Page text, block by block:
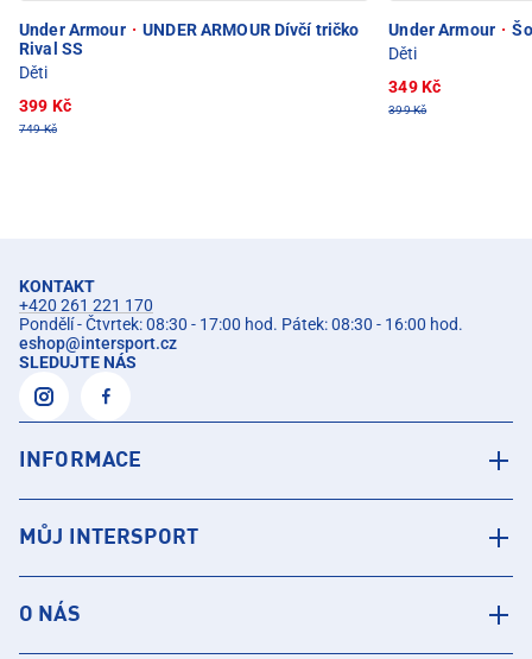
Under Armour · UNDER ARMOUR Dívčí tričko
Rival SS
Děti
399 Kč
749 Kč
Under Armour ·
Děti
349 Kč
399 Kč
KONTAKT
+420 261 221 170
Pondělí - Čtvrtek: 08:30 - 17:00 hod. Pátek: 08:30 - 16:00 hod.
eshop@intersport.cz
SLEDUJTE NÁS
INFORMACE
MŮJ INTERSPORT
O NÁS